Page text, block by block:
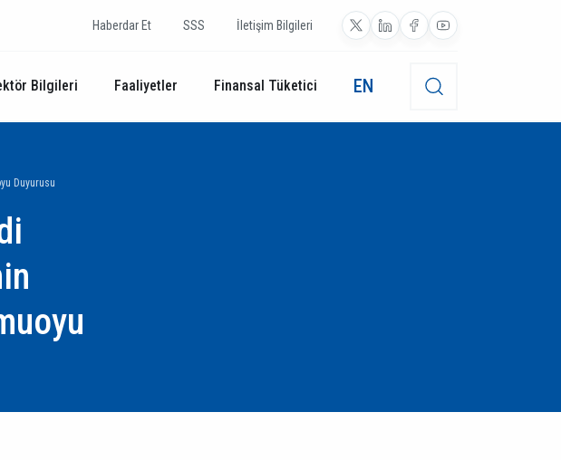
Haberdar Et SSS İletişim Bilgileri
Bilgileri Faaliyetler Finansal Tüketici EN
Duyurusu